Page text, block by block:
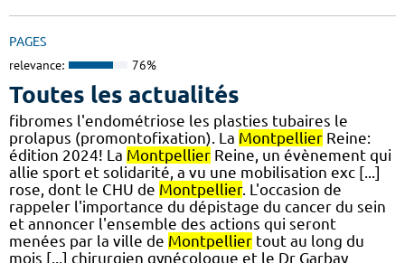
PAGES
relevance: 76%
Toutes les actualités
fibromes l'endométriose les plasties tubaires le
prolapus (promontofixation). La Montpellier Reine:
édition 2024! La Montpellier Reine, un évènement qui
allie sport et solidarité, a vu une mobilisation exc [...]
rose, dont le CHU de Montpellier. L'occasion de
rappeler l'importance du dépistage du cancer du sein
et annoncer l'ensemble des actions qui seront
menées par la ville de Montpellier tout au long du
mois [...] chirurgien gynécologue et le Dr Garbay